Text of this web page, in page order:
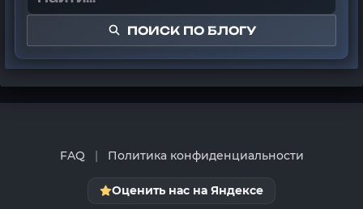
ПОИСК ПО БЛОГУ
FAQ | Политика конфиденциальности
Оценить нас на Яндексе